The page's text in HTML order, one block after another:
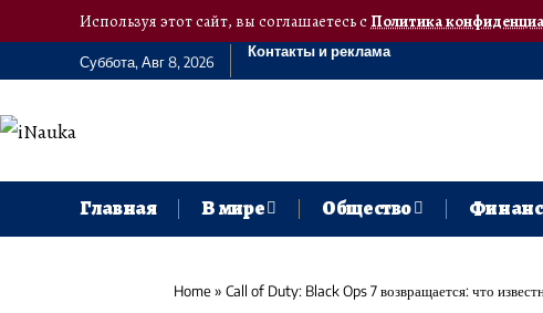
Используя этот сайт, вы соглашаетесь сПолитика
Суббота, Авг 8, 2026
Контакты и реклама
Главная В мире Общество
Home» Call of Duty: Black Ops 7 возвращается: что